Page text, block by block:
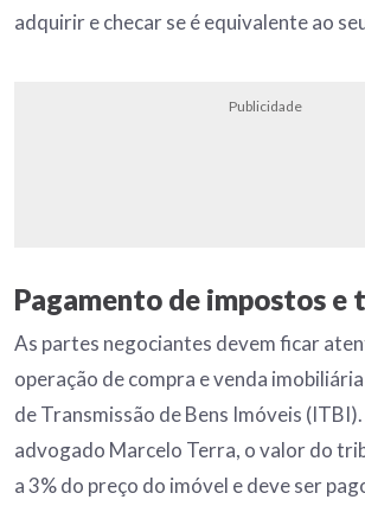
adquirir e checar se é equivalente ao
Publicidade
Pagamento de impostos e
As partes negociantes devem ficar
operação de compra e venda
de Transmissão de Bens Imóveis
advogado Marcelo Terra, o valor do
a 3% do preço do imóvel e deve ser